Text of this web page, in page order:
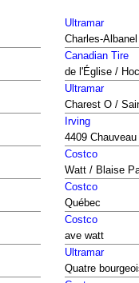
Ultramar
Charles-
Canadian Tire
de l'Église /
Ultramar
Charest O /
Irving
4409
Costco
Watt / Blaise
Costco
Québec
Costco
ave watt
Ultramar
Quatre